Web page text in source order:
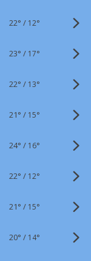
22° / 12°
23° / 17°
22° / 13°
21° / 15°
24° / 16°
22° / 12°
21° / 15°
20° / 14°